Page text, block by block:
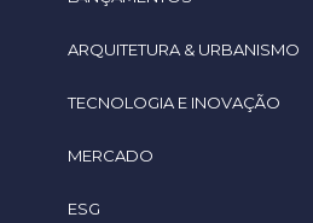
ARQUITETURA & URBANISMO
TECNOLOGIA E INOVAÇÃO
MERCADO
ESG